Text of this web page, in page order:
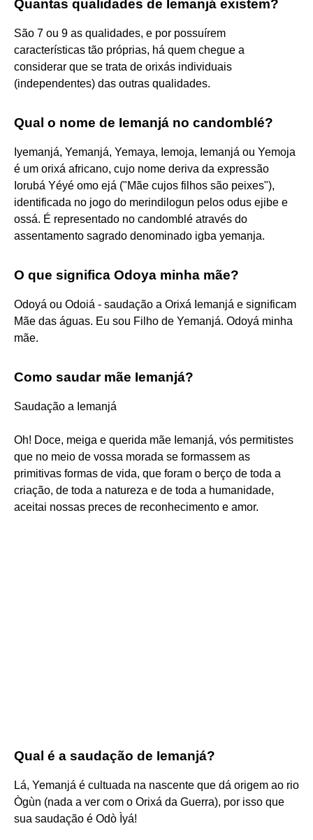
Quantas qualidades de Iemanjá existem?
São 7 ou 9 as qualidades, e por possuírem
características tão próprias, há quem chegue a
considerar que se trata de orixás individuais
(independentes) das outras qualidades.
Qual o nome de Iemanjá no candomblé?
Iyemanjá, Yemanjá, Yemaya, Iemoja, Iemanjá ou Yemoja
é um orixá africano, cujo nome deriva da expressão
Iorubá Yéyé omo ejá ("Mãe cujos filhos são peixes"),
identificada no jogo do merindilogun pelos odus ejibe e
ossá. É representado no candomblé através do
assentamento sagrado denominado igba yemanja.
O que significa Odoya minha mãe?
Odoyá ou Odoiá - saudação a Orixá Iemanjá e significam
Mãe das águas. Eu sou Filho de Yemanjá. Odoyá minha
mãe.
Como saudar mãe Iemanjá?
Saudação a Iemanjá
Oh! Doce, meiga e querida mãe Iemanjá, vós permitistes
que no meio de vossa morada se formassem as
primitivas formas de vida, que foram o berço de toda a
criação, de toda a natureza e de toda a humanidade,
aceitai nossas preces de reconhecimento e amor.
Qual é a saudação de Iemanjá?
Lá, Yemanjá é cultuada na nascente que dá origem ao rio
Ògùn (nada a ver com o Orixá da Guerra), por isso que
sua saudação é Odò Ìyá!